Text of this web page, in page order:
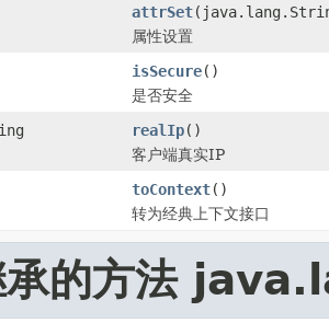
attrSet
属性设置
isSecure()
是否安全
realIp()
客户端真实IP
toContext()
转为经典上下文接口
承的方法